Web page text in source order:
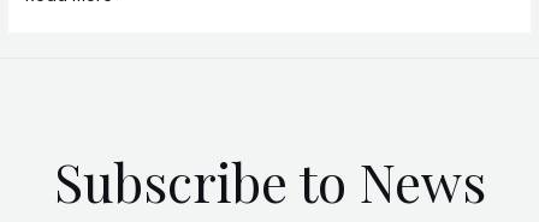
Subscribe to News